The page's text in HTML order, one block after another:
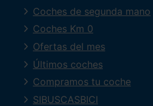
Coches de segunda mano
Coches Km 0
Ofertas del mes
Últimos coches
Compramos tu coche
SIBUSCASBICI